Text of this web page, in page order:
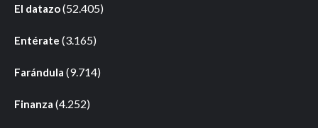
El datazo(52.405)
Entérate (3.165)
Farándula (9.714)
Finanza (4.252)